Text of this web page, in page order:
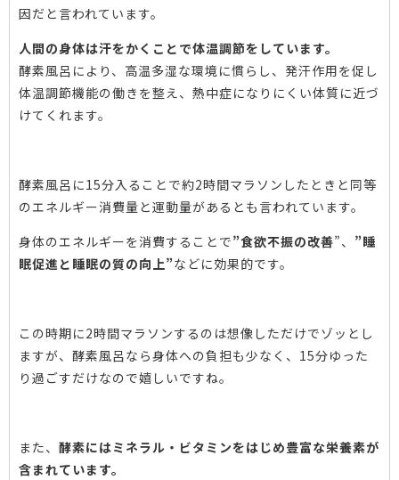
因だと言われています。
人間の身体は汗をかくことで体温調節をしています。
酵素風呂により、高温多湿な環境に慣らし、発汗作用を促し
体温調節機能の働きを整え、熱中症になりにくい体質に近づ
けてくれます。
酵素風呂に15分入ることで約2時間マラソンしたときと同等
のエネルギー消費量と運動量があるとも言われています。
身体のエネルギーを消費することで”食欲不振の改善”、 ”睡
眠促進と睡眠の質の向上”などに効果的です。
この時期に2時間マラソンするのは想像しただけでゾッとし
ますが、酵素風呂なら身体への負担も少なく、15分ゆった
り過ごすだけなので嬉しいですね。
また、 酵素にはミネラル・ビタミンをはじめ豊富な栄養素が
含まれています。